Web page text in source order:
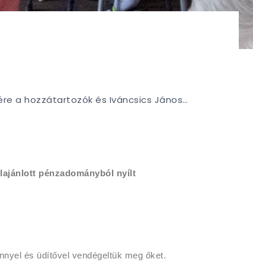
a hozzátartozók és Iváncsics János…
pénzadományból nyílt
és üdítővel vendégeltük meg őket.